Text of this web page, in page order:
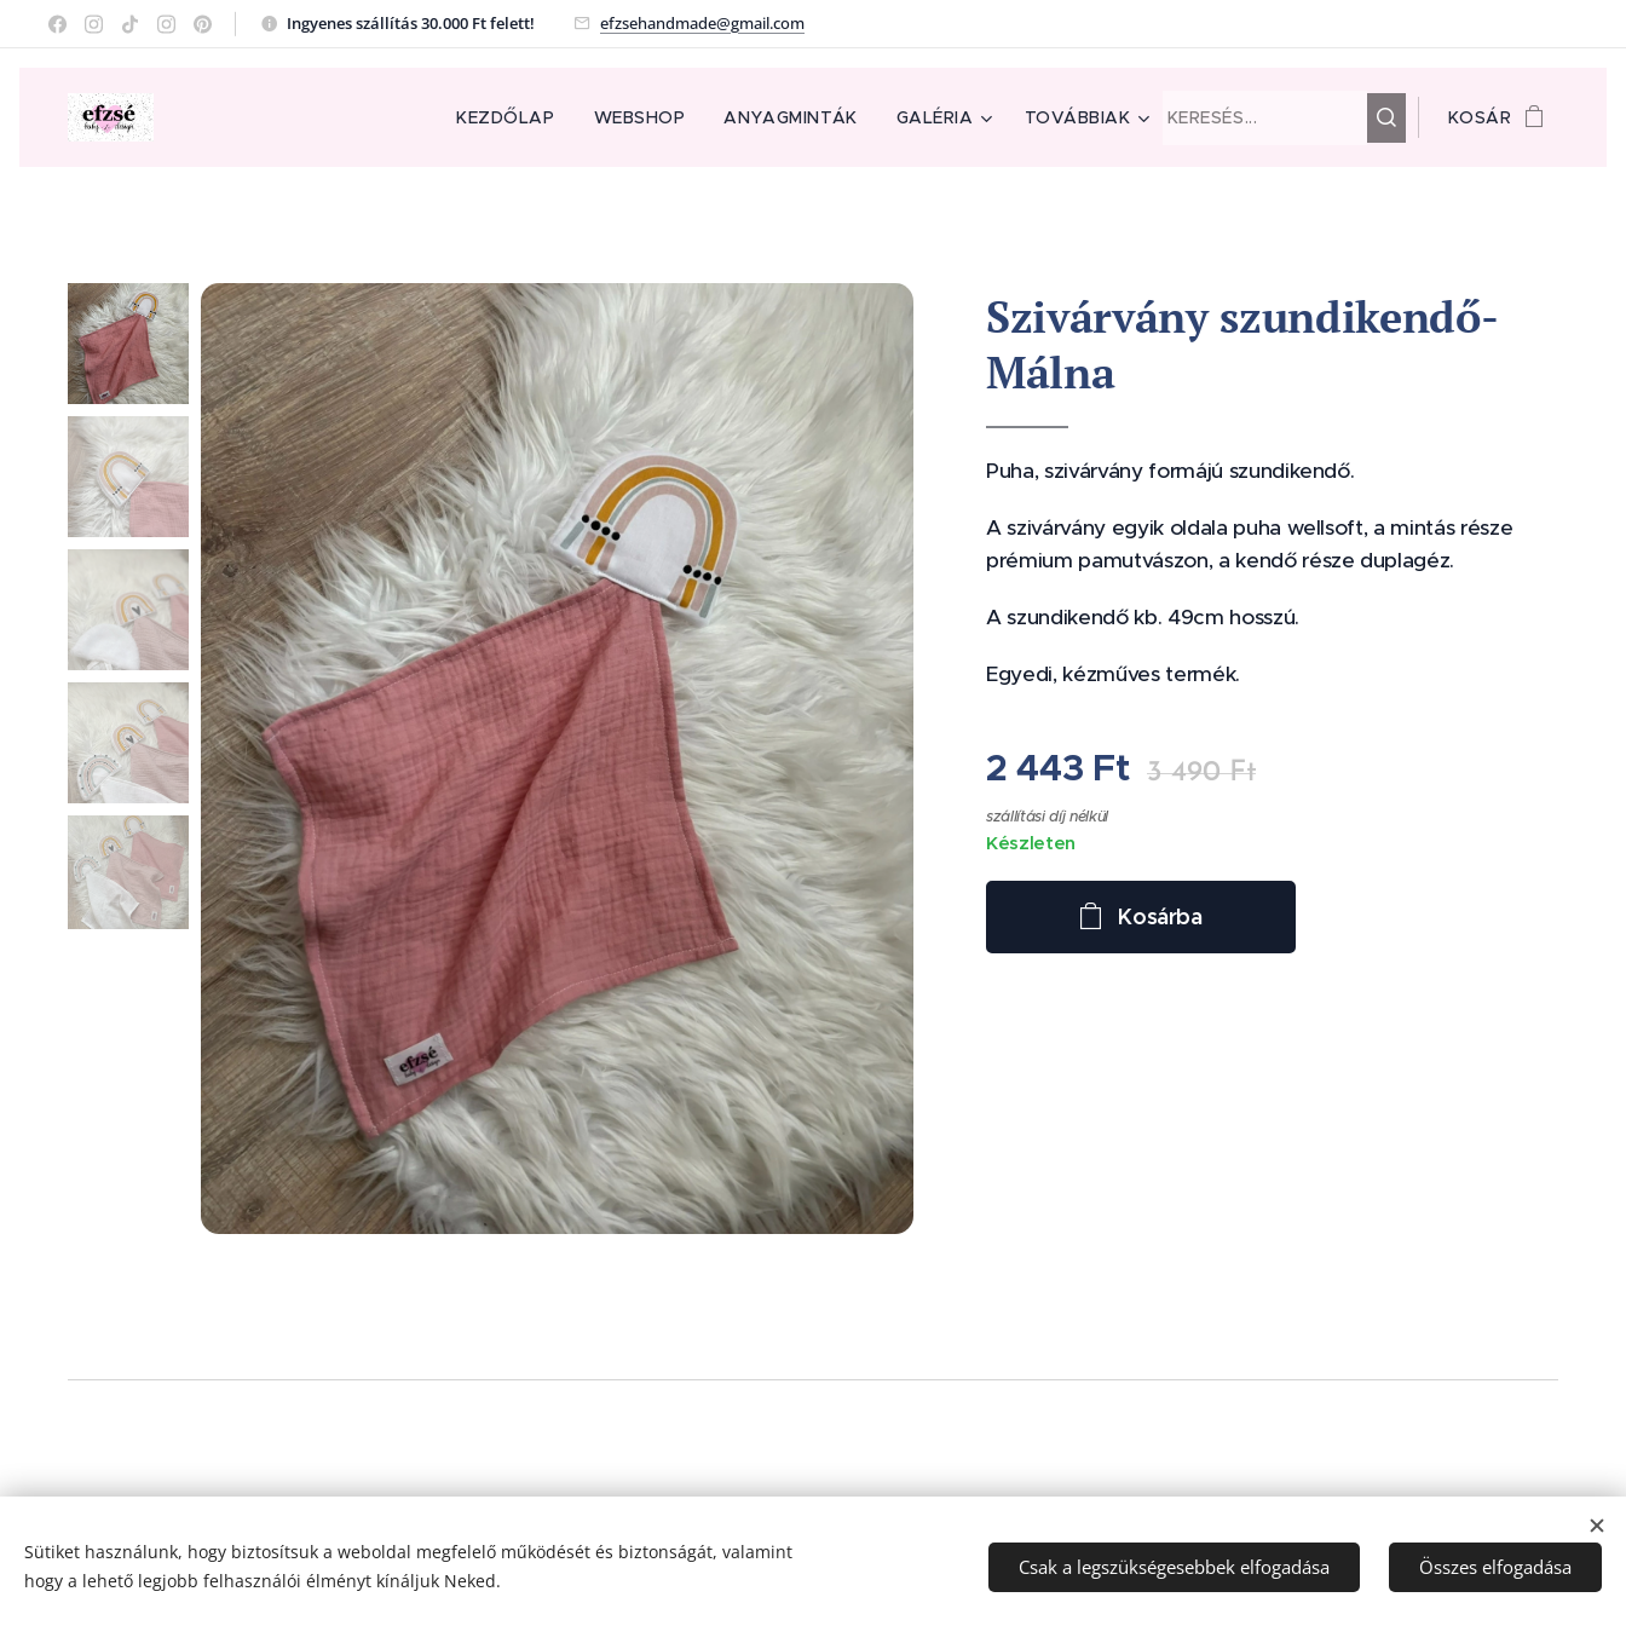
Ingyenes szállítás 30.000 Ft felett! efzsehandmade@gmail.com
KEZDŐLAP WEBSHOP ANYAGMINTÁK GALÉRIA TOVÁBBIAK KOSÁR
Szivárvány szundikendő-
Málna
Puha, szivárvány formájú szundikendő.
A szivárvány egyik oldala puha wellsoft, a mintás része
prémium pamutvászon, a kendő része duplagéz.
A szundikendő kb. 49cm hosszú.
Egyedi, kézműves termék.
2 443 Ft 3 490Ft
szállítási díj nélkül
Készleten
Kosárba
Sütiket használunk, hogy biztosítsuk a weboldal megfelelő működését és biztonságát, valamint
hogy a lehető legjobb felhasználói élményt kínáljuk Neked.
Csak a legszükségesebbek elfogadása Összes elfogadása